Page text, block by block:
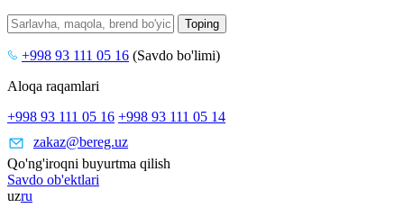
+998 93 111 05 16 (Savdo bo'limi)
Aloqa raqamlari
+998 93 111 05 16 +998 93 111 05 14
zakaz@bereg.uz
Qo'ng'iroqni buyurtma qilish
Savdo ob'ektlari
uzru